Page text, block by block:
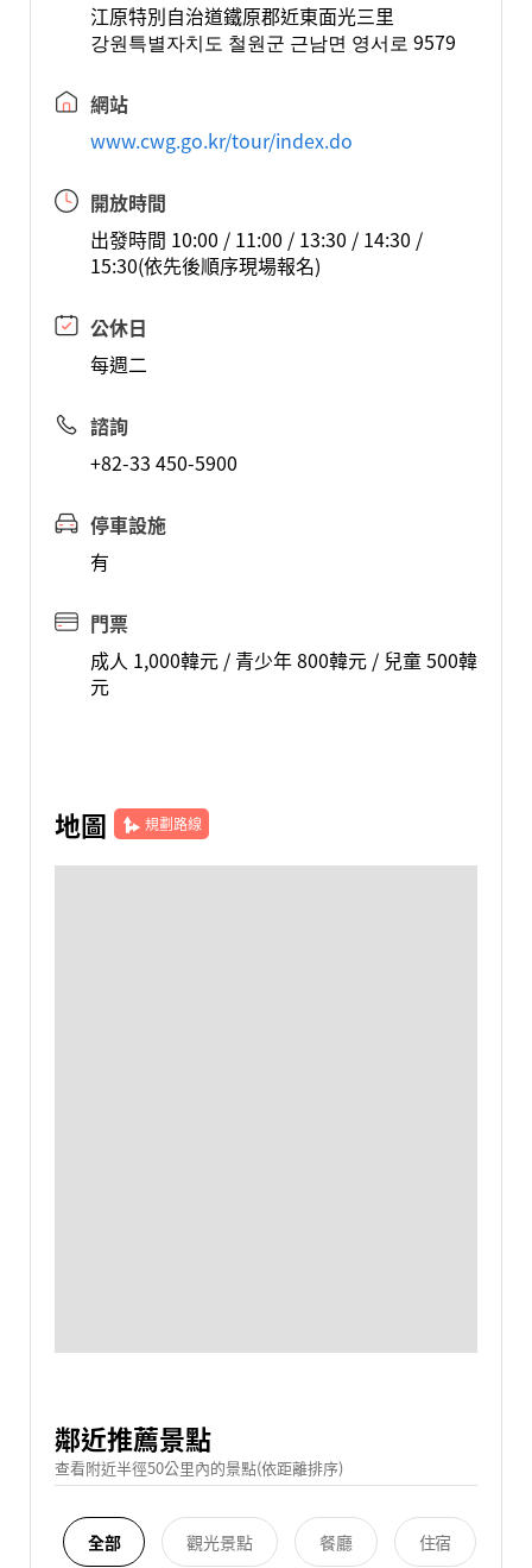
江原特別自治道鐵原郡近東面光三里
강원특별자치도 철원군 근남면 영서로 9579
網站
www.cwg.go.kr/tour/index.do
開放時間
出發時間 10:00 / 11:00 / 13:30 / 14:30 /
15:30(依先後順序現場報名)
公休日
每週二
諮詢
+82-33 450-5900
停車設施
有
門票
成人 1,000韓元 / 青少年 800韓元 / 兒童 500韓
元
地圖 規劃路線
鄰近推薦景點
查看附近半徑50公里內的景點(依距離排序)
全部 觀光景點 餐廳 住宿